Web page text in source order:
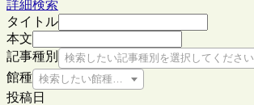
詳細検索
タイトル
本文
記事種別
検索したい記事種別を選択してください
館種 検索したい館種を選択してください
投稿日